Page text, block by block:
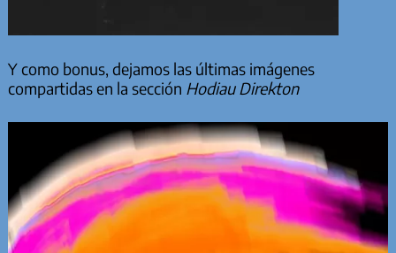
Y como bonus, dejamos las últimas imágenes
compartidas en la sección Hodiau Direkton